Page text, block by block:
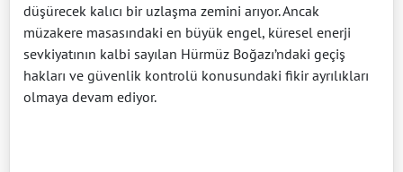
düşürecek kalıcı bir uzlaşma zemini arıyor. Ancak
müzakere masasındaki en büyük engel, küresel enerji
sevkiyatının kalbi sayılan Hürmüz Boğazı’ndaki geçiş
hakları ve güvenlik kontrolü konusundaki fikir ayrılıkları
olmaya devam ediyor.